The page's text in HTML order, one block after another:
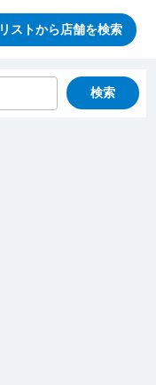
リストから店舗を検索
検索